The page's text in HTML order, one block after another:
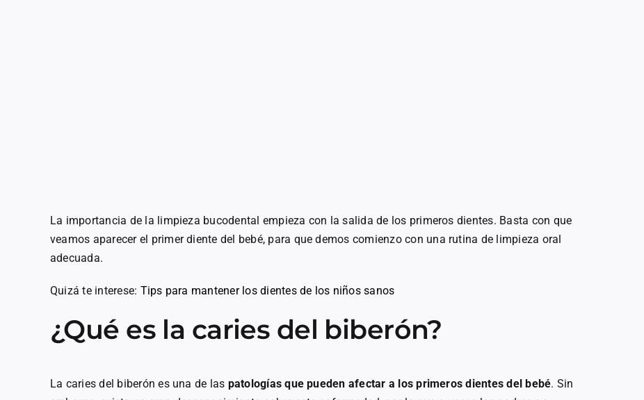
La importancia de la limpieza bucodental empieza con la salida de los primeros dientes. Basta con que
veamos aparecer el primer diente del bebé, para que demos comienzo con una rutina de limpieza oral
adecuada.
Quizá te interese: Tips para mantener los dientes de los niños sanos
¿Qué es la caries del biberón?
La caries del biberón es una de las patologías que pueden afectar a los primeros dientes del bebé. Sin